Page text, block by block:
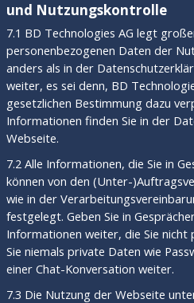
und Nutzungskontrolle
7.1 BD Technologies AG legt
personenbezogenen Daten der
anders als in der
weiter, es sei denn, BD
gesetzlichen Bestimmung dazu
Informationen finden Sie in der
Webseite.
7.2 Alle Informationen, die Sie in
können von den (Unter-
wie in der
festgelegt. Geben Sie in
Informationen weiter, die Sie nicht
Sie niemals private Daten wie
einer Chat-Konversation weiter.
7.3 Die Nutzung der Webseite